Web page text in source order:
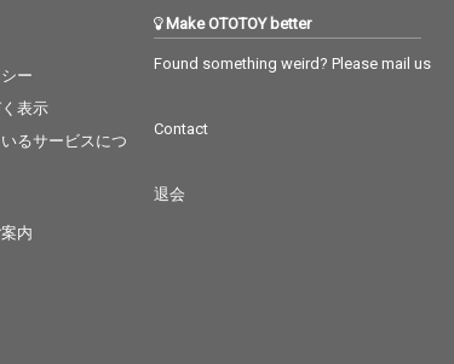
ー
表示
るサービスにつ
内
Make OTOTOY better
Found something weird? Please mail us
Contact
退会